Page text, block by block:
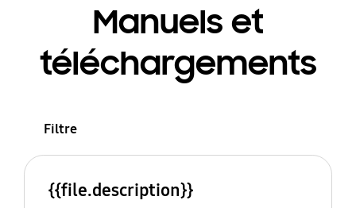
Manuels et
téléchargements
Filtre
{{file.description}}